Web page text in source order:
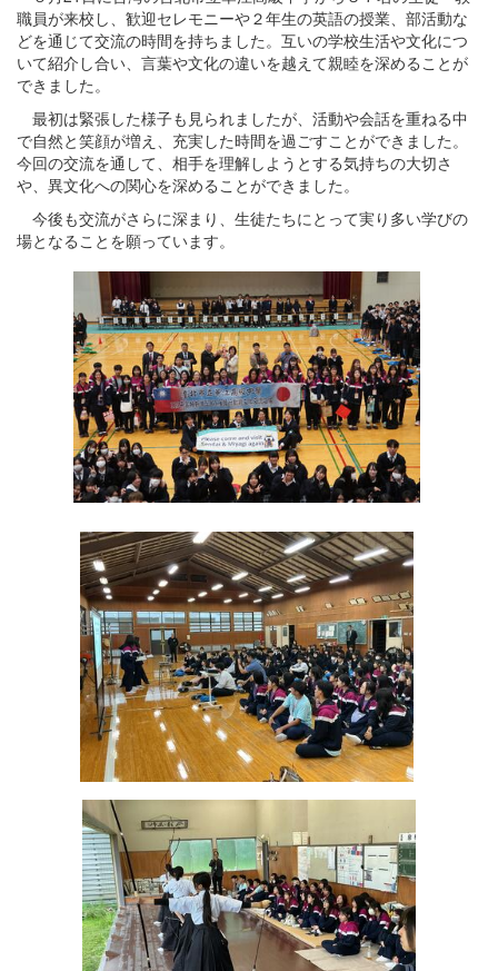
職員が来校し、歓迎セレモニーや２年生の英語の授業、部活動な
どを通じて交流の時間を持ちました。互いの学校生活や文化につ
いて紹介し合い、言葉や文化の違いを越えて親睦を深めることが
できました。
最初は緊張した様子も見られましたが、活動や会話を重ねる中
で自然と笑顔が増え、充実した時間を過ごすことができました。
今回の交流を通して、相手を理解しようとする気持ちの大切さ
や、異文化への関心を深めることができました。
今後も交流がさらに深まり、生徒たちにとって実り多い学びの
場となることを願っています。